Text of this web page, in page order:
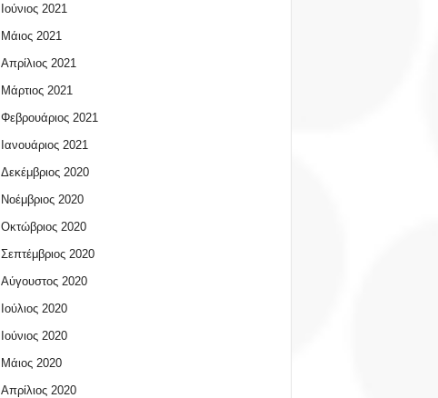
Ιούνιος 2021
Μάιος 2021
Απρίλιος 2021
Μάρτιος 2021
Φεβρουάριος 2021
Ιανουάριος 2021
Δεκέμβριος 2020
Νοέμβριος 2020
Οκτώβριος 2020
Σεπτέμβριος 2020
Αύγουστος 2020
Ιούλιος 2020
Ιούνιος 2020
Μάιος 2020
Απρίλιος 2020